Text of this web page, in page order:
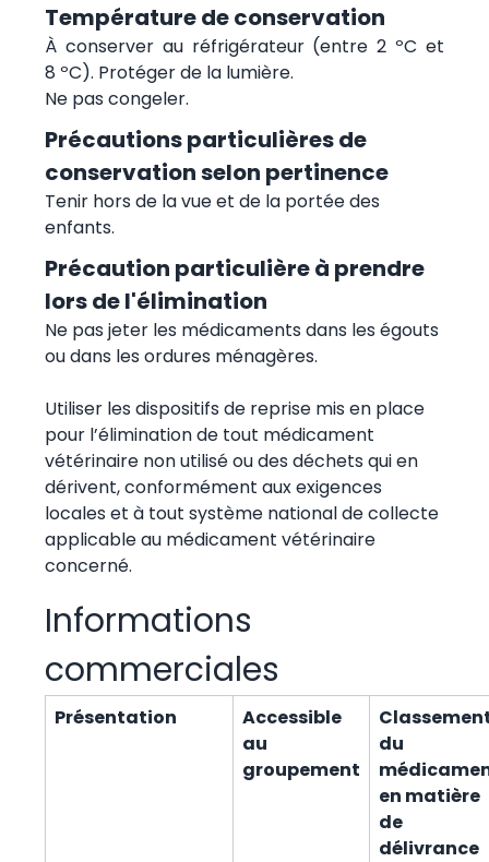
Température de conservation
À conserver au réfrigérateur (entre 2 ºC et
8 ºC). Protéger de la lumière.
Ne pas congeler.
Précautions particulières de
conservation selon pertinence
Tenir hors de la vue et de la portée des
enfants.
Précaution particulière à prendre
lors de l'élimination
Ne pas jeter les médicaments dans les égouts
ou dans les ordures ménagères.
Utiliser les dispositifs de reprise mis en place
pour l’élimination de tout médicament
vétérinaire non utilisé ou des déchets qui en
dérivent, conformément aux exigences
locales et à tout système national de collecte
applicable au médicament vétérinaire
concerné.
Informations
commerciales
Présentation
Accessible
au
groupement
du
en matière
de
délivrance